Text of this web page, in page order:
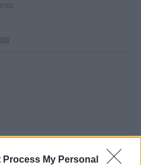
Process My Personal
(0)